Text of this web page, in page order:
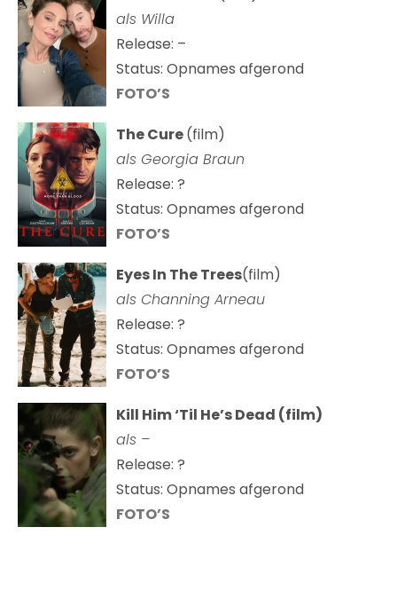
als Willa
Release: –
Status: Opnames afgerond
FOTO’S
The Cure(film)
als Georgia Braun
Release: ?
Status: Opnames afgerond
FOTO’S
Eyes In The Trees(film)
als Channing Arneau
Release: ?
Status: Opnames afgerond
FOTO’S
Kill Him ‘Til He’s Dead (film)
als –
Release: ?
Status: Opnames afgerond
FOTO’S